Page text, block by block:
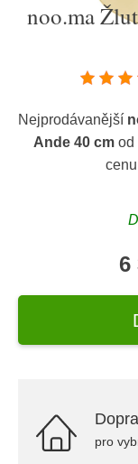
noo.ma
Nejprodávanější
Ande 40 cmod
6
pro